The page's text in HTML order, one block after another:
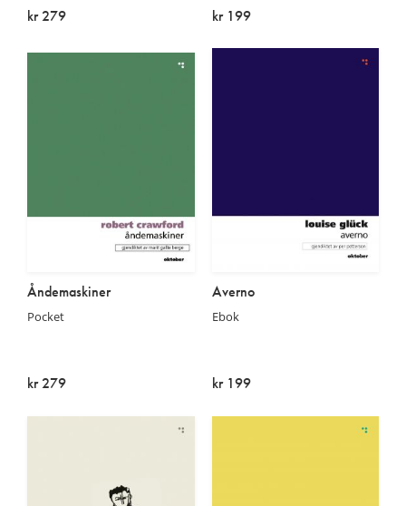
kr 279 kr 199
Åndemaskiner
Pocket
kr 279
Averno
Ebok
kr 199